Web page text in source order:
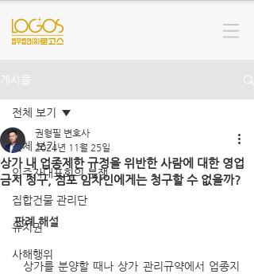
게시물
전체 보기
입주자대표회의 분쟁
집합건물 관리단
유치권
사해행위
전체 보기
상가 내 업종제한 규정을 위반한 사람에 대한 영업
금지 청구, 점포 임차인에게는 청구할 수 없을까?
권형필 변호사
2024년 11월 25일
판례 해설